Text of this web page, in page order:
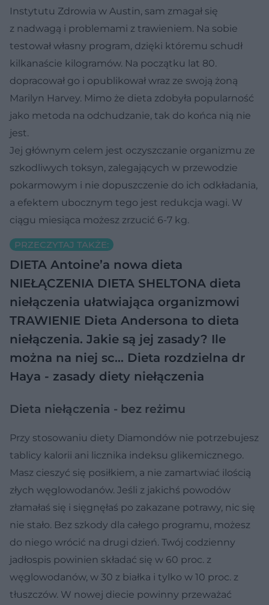
Instytutu Zdrowia w Austin, sam zmagał się
z nadwagą i problemami z trawieniem. Na sobie
testował własny program, dzięki któremu schudł
kilkanaście kilogramów. Na początku lat 80.
dopracował go i opublikował wraz ze swoją żoną
Marilyn Harvey. Mimo że dieta zdobyła popularność
jako metoda na odchudzanie, tak do końca nią nie
jest.
Jej głównym celem jest oczyszczanie organizmu ze
szkodliwych toksyn, zalegających w przewodzie
pokarmowym i nie dopuszczenie do ich odkładania,
a efektem ubocznym tego jest redukcja wagi. W
ciągu miesiąca możesz zrzucić 6-7 kg.
PRZECZYTAJ TAKŻE:
DIETA Antoine’a nowa dieta
NIEŁĄCZENIA DIETA SHELTONA dieta
niełączenia ułatwiająca organizmowi
TRAWIENIE Dieta Andersona to dieta
niełączenia. Jakie są jej zasady? Ile
można na niej sc… Dieta rozdzielna dr
Haya - zasady diety niełączenia
Dieta niełączenia - bez reżimu
Przy stosowaniu diety Diamondów nie potrzebujesz
tablicy kalorii ani licznika indeksu glikemicznego.
Masz cieszyć się posiłkiem, a nie zamartwiać ilością
złych węglowodanów. Jeśli z jakichś powodów
złamałaś się i sięgnęłaś po zakazane potrawy, nic się
nie stało. Bez szkody dla całego programu, możesz
do niego wrócić na drugi dzień. Twój codzienny
jadłospis powinien składać się w 60 proc. z
węglowodanów, w 30 z białka i tylko w 10 proc. z
tłuszczów. W nowej diecie powinny przeważać